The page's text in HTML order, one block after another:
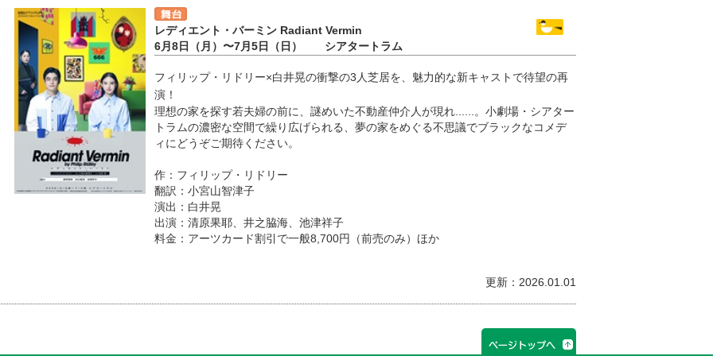
レディエント・バーミン Radiant Vermin
6月8日（月）〜7月5日（日） シアタートラム
フィリップ・リドリー×白井晃の衝撃の3人芝居を、魅力的な新キャストで待望の再
演！
理想の家を探す若夫婦の前に、謎めいた不動産仲介人が現れ......。小劇場・シアター
トラムの濃密な空間で繰り広げられる、夢の家をめぐる不思議でブラックなコメデ
ィにどうぞご期待ください。
作：フィリップ・リドリー
翻訳：小宮山智津子
演出：白井晃
出演：清原果耶、井之脇海、池津祥子
料金：アーツカード割引で一般8,700円（前売のみ）ほか
更新：2026.01.01